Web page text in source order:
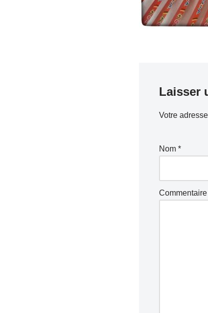
Laisser
Votre
Nom *
Commentaire